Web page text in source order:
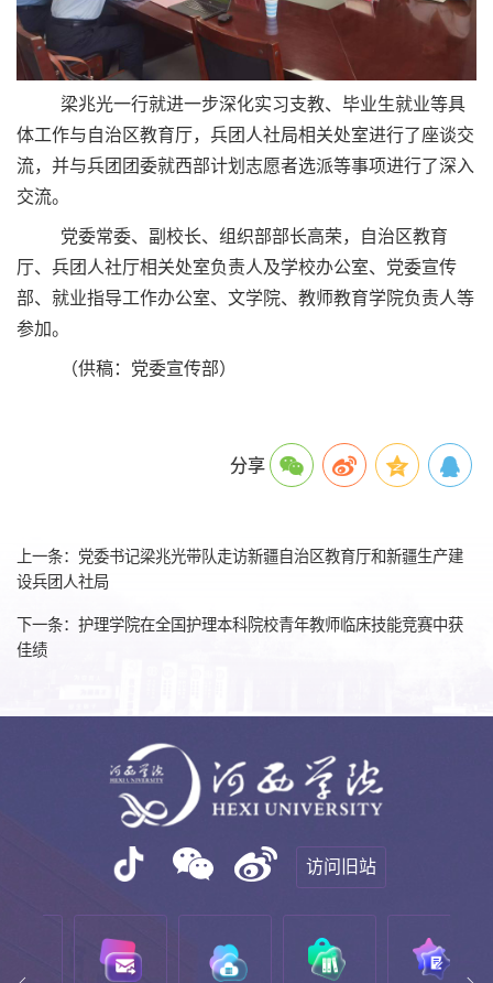
梁兆光一行就进一步深化实习支教、毕业生就业等具
体工作与自治区教育厅，兵团人社局相关处室进行了座谈交
流，并与兵团团委就西部计划志愿者选派等事项进行了深入
交流。
党委常委、副校长、组织部部长高荣，自治区教育
厅、兵团人社厅相关处室负责人及学校办公室、党委宣传
部、就业指导工作办公室、文学院、教师教育学院负责人等
参加。
（供稿：党委宣传部）
分享
上一条：党委书记梁兆光带队走访新疆自治区教育厅和新疆生产建
设兵团人社局
下一条：护理学院在全国护理本科院校青年教师临床技能竞赛中获
佳绩
访问旧站